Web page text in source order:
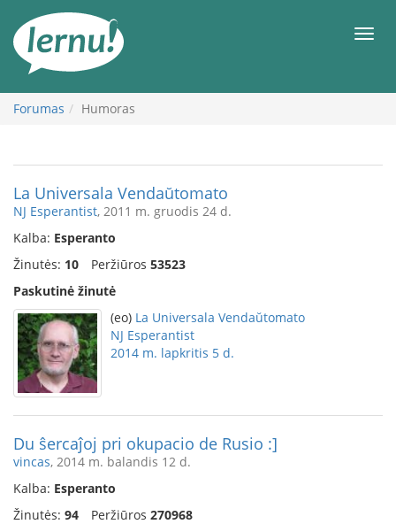
turinį
Forumas Humoras
La Universala Vendaŭtomato
NJ Esperantist, 2011 m. gruodis 24 d.
Kalba: Esperanto
Žinutės: 10 Peržiūros 53523
Paskutinė žinutė
(eo) La Universala Vendaŭtomato
NJ Esperantist
2014 m. lapkritis 5 d.
Du ŝercaĵoj pri okupacio de Rusio :]
vincas, 2014 m. balandis 12 d.
Kalba: Esperanto
Žinutės: 94 Peržiūros 270968